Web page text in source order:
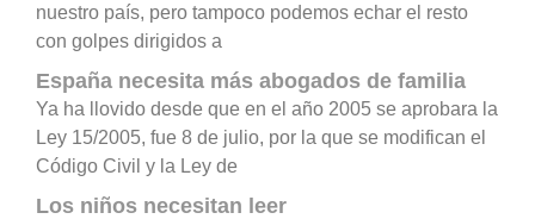
nuestro país, pero tampoco podemos echar el resto
con golpes dirigidos a
España necesita más abogados de familia
Ya ha llovido desde que en el año 2005 se aprobara la
Ley 15/2005, fue 8 de julio, por la que se modifican el
Código Civil y la Ley de
Los niños necesitan leer